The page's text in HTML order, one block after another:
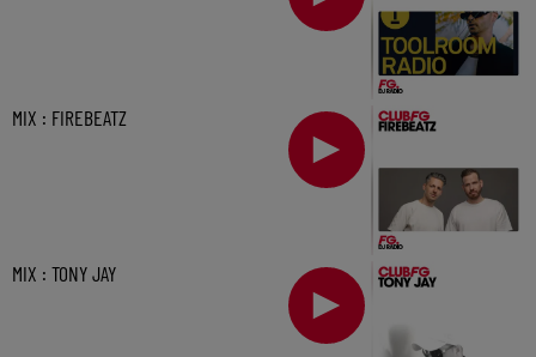
MIX : FIREBEATZ
MIX : TONY JAY